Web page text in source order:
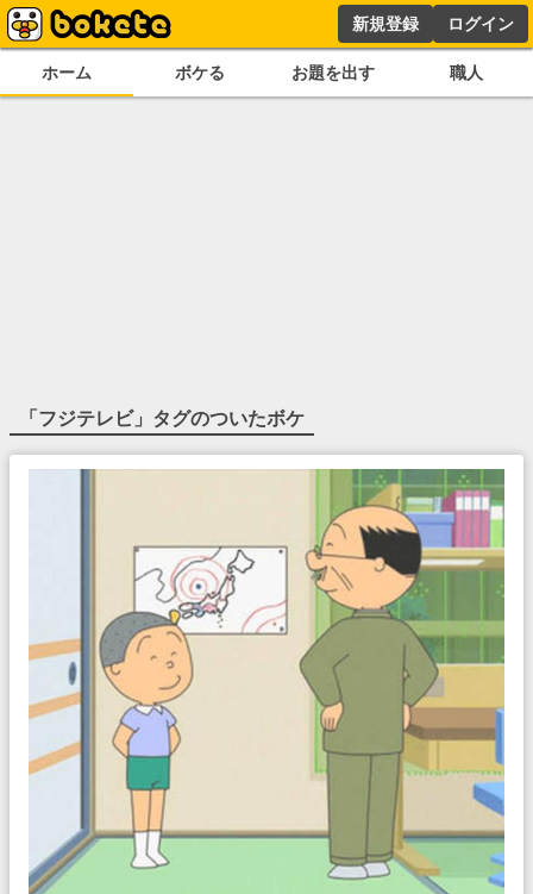
新規登録 ログイン
ホーム ボケる お題を出す 職人
「フジテレビ」タグのついたボケ